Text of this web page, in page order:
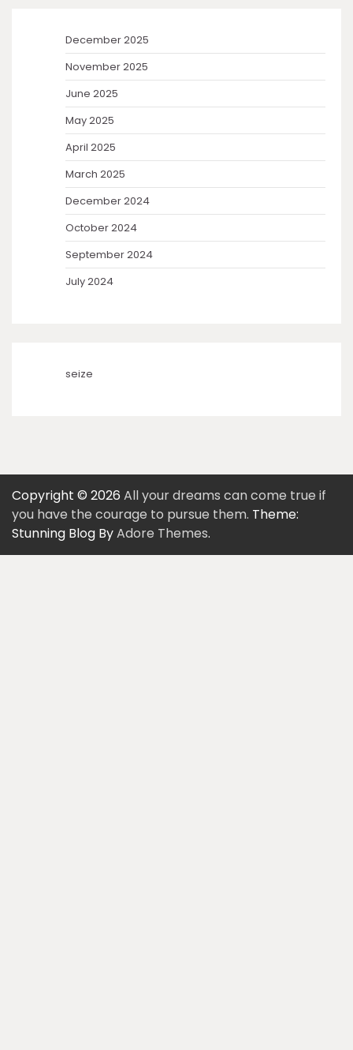
December 2025
November 2025
June 2025
May 2025
April 2025
March 2025
December 2024
October 2024
September 2024
July 2024
seize
Copyright © 2026 All your dreams can come true if
you have the courage to pursue them. Theme:
Stunning Blog ByAdore Themes.